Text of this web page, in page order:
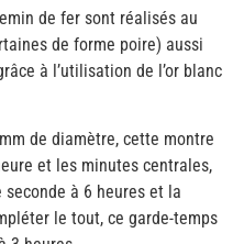
de fer sont réalisés au
de forme poire) aussi
à l’utilisation de l’or blanc
de diamètre, cette montre
et les minutes centrales,
à 6 heures et la
le tout, ce garde-temps